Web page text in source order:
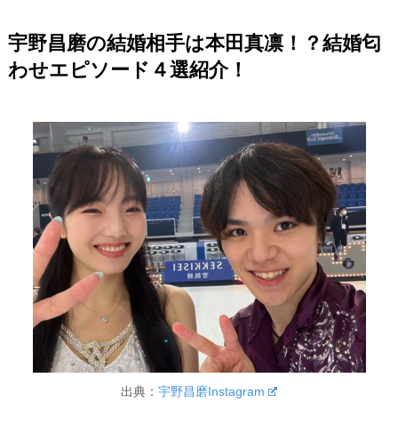
宇野昌磨の結婚相手は本田真凛！？結婚匂
わせエピソード４選紹介！
出典： 宇野昌磨Instagram